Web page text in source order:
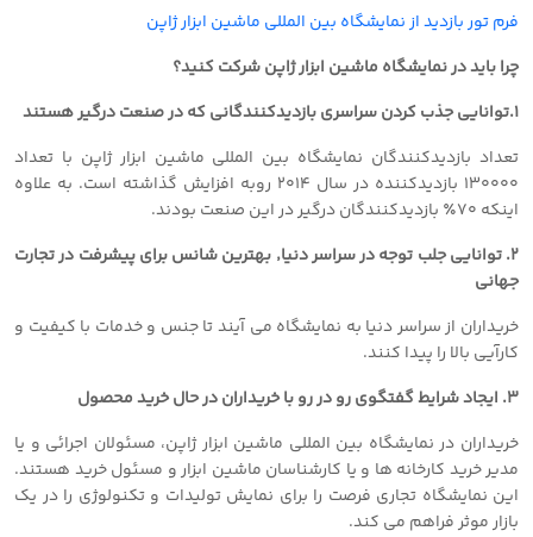
فرم تور بازدید از نمایشگاه بین المللی ماشین ابزار ژاپن
چرا باید در نمایشگاه ماشین ابزار ژاپن شرکت کنید؟
۱.توانایی جذب کردن سراسری بازدیدکنندگانی که در صنعت درگیر هستند
تعداد بازدیدکنندگان نمایشگاه بین المللی ماشین ابزار ژاپن با تعداد
۱۳۰۰۰۰ بازدیدکننده در سال ۲۰۱۴ روبه افزایش گذاشته است. به علاوه
اینکه ۷۰٪ بازدیدکنندگان درگیر در این صنعت بودند.
۲. توانایی جلب توجه در سراسر دنیا٬ بهترین شانس برای پیشرفت در تجارت
جهانی
خریداران از سراسر دنیا به نمایشگاه می آیند تا جنس و خدمات با کیفیت و
کارآیی بالا را پیدا کنند.
۳. ایجاد شرایط گفتگوی رو در رو با خریداران در حال خرید محصول
خریداران در نمایشگاه بین المللی ماشین ابزار ژاپن، مسئولان اجرائی و یا
مدیر خرید کارخانه ها و یا کارشناسان ماشین ابزار و مسئول خرید هستند.
این نمایشگاه تجاری فرصت را برای نمایش تولیدات و تکنولوژی را در یک
بازار موثر فراهم می کند.